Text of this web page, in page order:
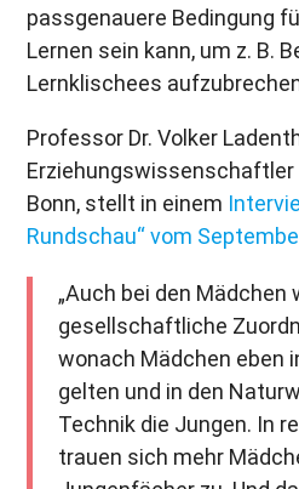
passgenauere Bedingung
Lernen sein kann, um z. B.
Lernklischees
Professor Dr. Volker
Erziehungswissenschaftler
Bonn, stellt in einem
Rundschau“ vom
„Auch bei den Mädchen
gesellschaftliche
wonach Mädchen eben
gelten und in den
Technik die Jungen. In
trauen sich mehr